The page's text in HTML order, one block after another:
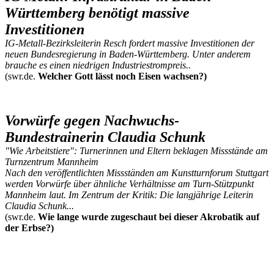
Württemberg benötigt massive
Investitionen
IG-Metall-Bezirksleiterin Resch fordert massive Investitionen der
neuen Bundesregierung in Baden-Württemberg. Unter anderem
brauche es einen niedrigen Industriestrompreis..
(swr.de. Welcher Gott lässt noch Eisen wachsen?)
Vorwürfe gegen Nachwuchs-
Bundestrainerin Claudia Schunk
"Wie Arbeitstiere": Turnerinnen und Eltern beklagen Missstände am
Turnzentrum Mannheim
Nach den veröffentlichten Missständen am Kunstturnforum Stuttgart
werden Vorwürfe über ähnliche Verhältnisse am Turn-Stützpunkt
Mannheim laut. Im Zentrum der Kritik: Die langjährige Leiterin
Claudia Schunk...
(swr.de. Wie lange wurde zugeschaut bei dieser Akrobatik auf
der Erbse?)